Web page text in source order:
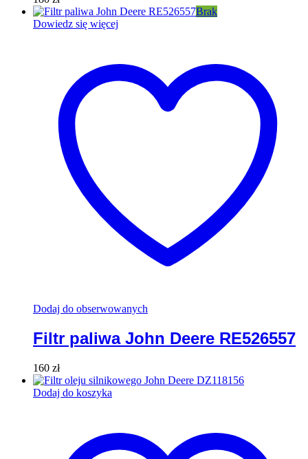
Brak
Dowiedz się więcej
Dodaj do obserwowanych
Filtr paliwa John Deere RE526557
160 zł
Dodaj do koszyka